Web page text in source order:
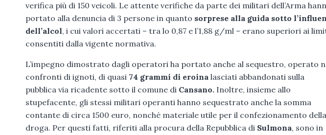
verifica più di 150 veicoli. Le attente verifiche da parte dei militari dell’Arma
portato alla denuncia di 3 persone in quanto sorprese alla guida sotto
dell’alcol, i cui valori accertati – tra lo 0,87 e l’1,88 g/ml – erano superiori ai
consentiti dalla vigente normativa.
L’impegno dimostrato dagli operatori ha portato anche al sequestro, operato
confronti di ignoti, di quasi 74 grammi di eroina lasciati abbandonati sulla
pubblica via ricadente sotto il comune di Cansano. Inoltre, insieme allo
stupefacente, gli stessi militari operanti hanno sequestrato anche la somma
contante di circa 1500 euro, nonché materiale utile per il confezionamento della
droga. Per questi fatti, riferiti alla procura della Repubblica di Sulmona, sono in